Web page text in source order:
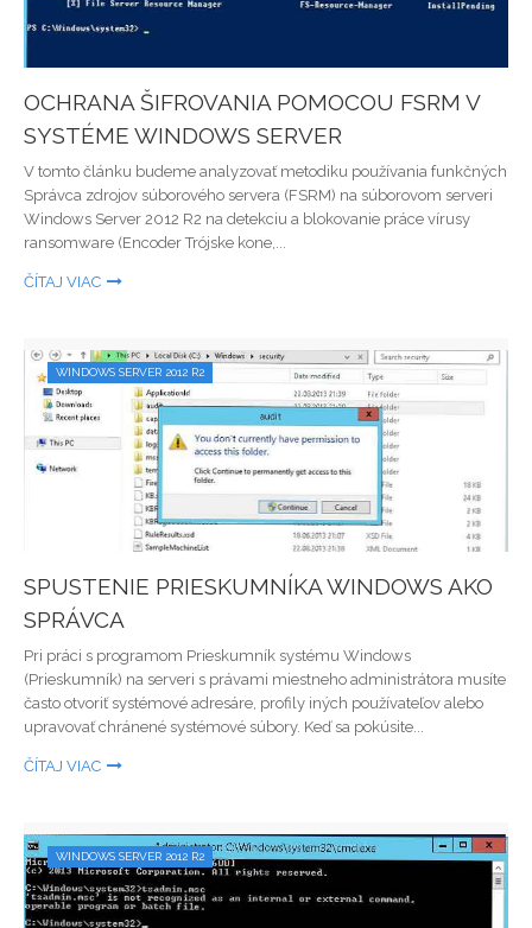
OCHRANA ŠIFROVANIA POMOCOU FSRM V
SYSTÉME WINDOWS SERVER
V tomto článku budeme analyzovať metodiku používania funkčných
Správca zdrojov súborového servera (FSRM) na súborovom serveri
Windows Server 2012 R2 na detekciu a blokovanie práce vírusy
ransomware (Encoder Trójske kone,...
ČÍTAJ VIAC
WINDOWS SERVER 2012 R2
SPUSTENIE PRIESKUMNÍKA WINDOWS AKO
SPRÁVCA
Pri práci s programom Prieskumník systému Windows
(Prieskumník) na serveri s právami miestneho administrátora musíte
často otvoriť systémové adresáre, profily iných používateľov alebo
upravovať chránené systémové súbory. Keď sa pokúsite...
ČÍTAJ VIAC
WINDOWS SERVER 2012 R2